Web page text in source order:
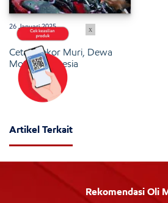
26 Januari 2025
Cetak Rekor Muri, Dewa
Motor Indonesia
Artikel Terkait
Rekomendasi Oli
x